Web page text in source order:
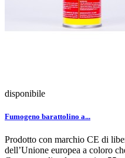
disponibile
Fumogeno barattolino a...
Prodotto con marchio CE di
dell’Unione europea a coloro